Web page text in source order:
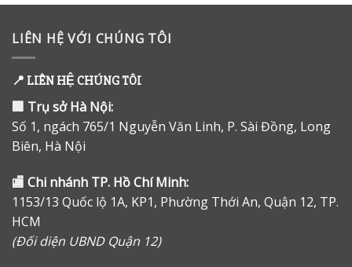
LIÊN HỆ VỚI CHÚNG TÔI
📍 LIÊN HỆ CHÚNG TÔI
🏢 Trụ sở Hà Nội:
Số 1, ngách 765/1 Nguyễn Văn Linh, P. Sài Đồng, Long
Biên, Hà Nội
🏬 Chi nhánh TP. Hồ Chí Minh:
1153/13 Quốc lộ 1A, KP1, Phường Thới An, Quận 12, TP.
HCM
(Đối diện UBND Quận 12)